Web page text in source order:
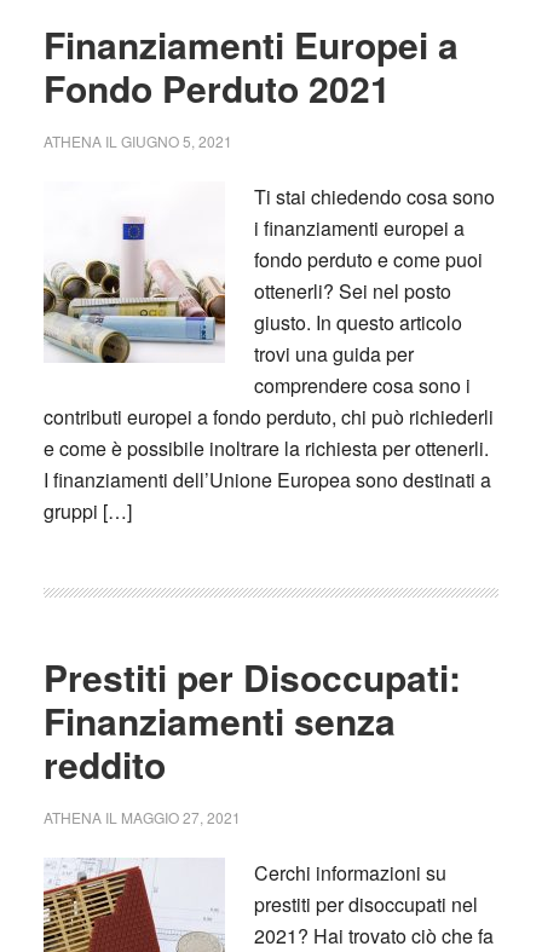
Finanziamenti Europei a
Fondo Perduto 2021
ATHENAIL GIUGNO 5, 2021
Ti stai chiedendo cosa sono
i finanziamenti europei a
fondo perduto e come puoi
ottenerli? Sei nel posto
giusto. In questo articolo
trovi una guida per
comprendere cosa sono i
contributi europei a fondo perduto, chi può richiederli
e come è possibile inoltrare la richiesta per ottenerli.
I finanziamenti dell’Unione Europea sono destinati a
gruppi […]
Prestiti per Disoccupati:
Finanziamenti senza
reddito
ATHENAIL MAGGIO 27, 2021
Cerchi informazioni su
prestiti per disoccupati nel
2021? Hai trovato ciò che fa